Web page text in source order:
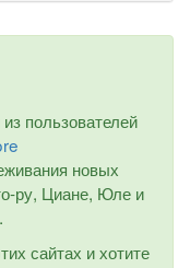
пользователей
новых
ру, Циане, Юле и
сайтах и хотите